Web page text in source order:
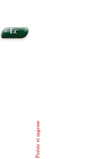
Ec
Poésie et sagesse